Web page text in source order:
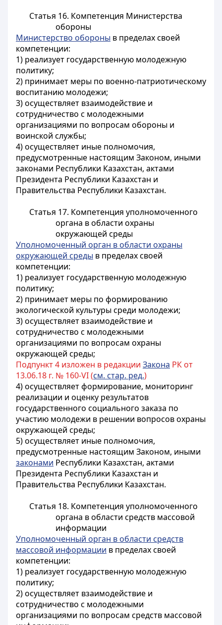
Статья 16. Компетенция Министерства
обороны
Министерство обороны в пределах своей
компетенции:
1) реализует государственную молодежную
политику;
2) принимает меры по военно-патриотическому
воспитанию молодежи;
3) осуществляет взаимодействие и
сотрудничество с молодежными
организациями по вопросам обороны и
воинской службы;
4) осуществляет иные полномочия,
предусмотренные настоящим Законом, иными
законами Республики Казахстан, актами
Президента Республики Казахстан и
Правительства Республики Казахстан.
Статья 17. Компетенция уполномоченного
органа в области охраны
окружающей среды
Уполномоченный орган в области охраны
окружающей среды в пределах своей
компетенции:
1) реализует государственную молодежную
политику;
2) принимает меры по формированию
экологической культуры среди молодежи;
3) осуществляет взаимодействие и
сотрудничество с молодежными
организациями по вопросам охраны
окружающей среды;
Подпункт 4 изложен в редакции Закона РК от
13.06.18 г. № 160-VI (см. стар. ред.)
4) осуществляет формирование, мониторинг
реализации и оценку результатов
государственного социального заказа по
участию молодежи в решении вопросов охраны
окружающей среды;
5) осуществляет иные полномочия,
предусмотренные настоящим Законом, иными
законами Республики Казахстан, актами
Президента Республики Казахстан и
Правительства Республики Казахстан.
Статья 18. Компетенция уполномоченного
органа в области средств массовой
информации
Уполномоченный орган в области средств
массовой информации в пределах своей
компетенции:
1) реализует государственную молодежную
политику;
2) осуществляет взаимодействие и
сотрудничество с молодежными
организациями по вопросам средств массовой